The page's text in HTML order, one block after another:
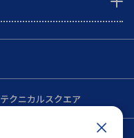
テクニカルスクエア